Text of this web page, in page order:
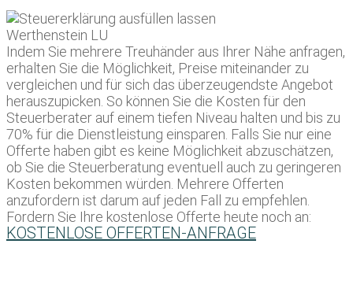
Indem Sie mehrere Treuhänder aus Ihrer Nähe anfragen,
erhalten Sie die Möglichkeit, Preise miteinander zu
vergleichen und für sich das überzeugendste Angebot
herauszupicken. So können Sie die Kosten für den
Steuerberater auf einem tiefen Niveau halten und bis zu
70% für die Dienstleistung einsparen. Falls Sie nur eine
Offerte haben gibt es keine Möglichkeit abzuschätzen,
ob Sie die Steuerberatung eventuell auch zu geringeren
Kosten bekommen würden. Mehrere Offerten
anzufordern ist darum auf jeden Fall zu empfehlen.
Fordern Sie Ihre kostenlose Offerte heute noch an:
KOSTENLOSE OFFERTEN-ANFRAGE